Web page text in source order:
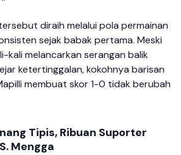
diraih melalui pola permainan
sejak babak pertama. Meski
kali melancarkan serangan balik
ketertinggalan, kokohnya barisan
membuat skor 1-0 tidak berubah
Tipis, Ribuan Suporter
Mengga